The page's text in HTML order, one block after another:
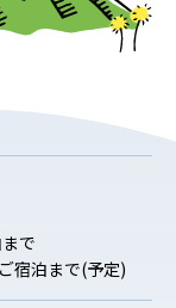
で
宿泊まで(予定)